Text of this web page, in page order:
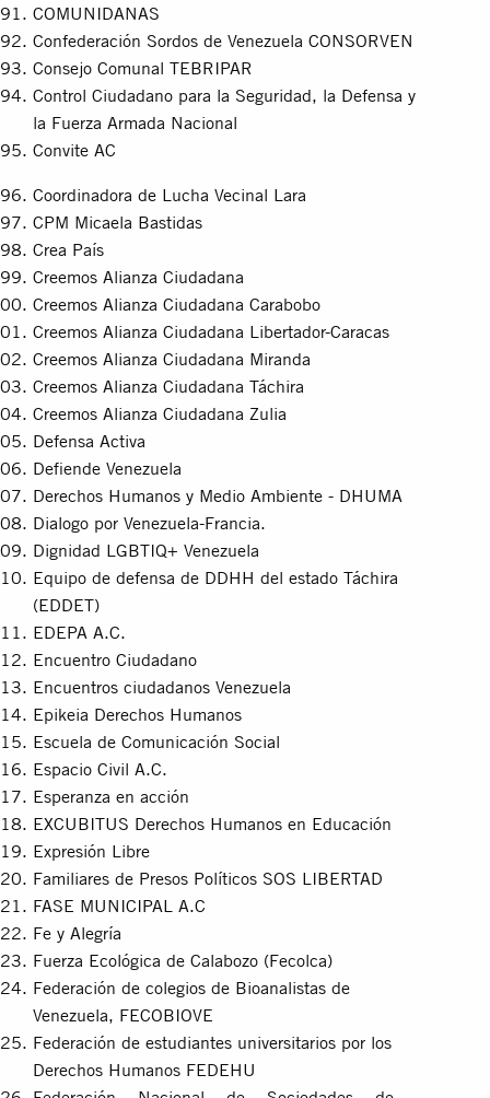
COMUNIDANAS
Confederación Sordos de Venezuela CONSORVEN
Consejo Comunal TEBRIPAR
Control Ciudadano para la Seguridad, la Defensa y
la Fuerza Armada Nacional
Convite AC
Coordinadora de Lucha Vecinal Lara
CPM Micaela Bastidas
Crea País
Creemos Alianza Ciudadana
Creemos Alianza Ciudadana Carabobo
Creemos Alianza Ciudadana Libertador-Caracas
Creemos Alianza Ciudadana Miranda
Creemos Alianza Ciudadana Táchira
Creemos Alianza Ciudadana Zulia
Defensa Activa
Defiende Venezuela
Derechos Humanos y Medio Ambiente - DHUMA
Dialogo por Venezuela-Francia.
Dignidad LGBTIQ+ Venezuela
Equipo de defensa de DDHH del estado Táchira
(EDDET)
EDEPA A.C.
Encuentro Ciudadano
Encuentros ciudadanos Venezuela
Epikeia Derechos Humanos
Escuela de Comunicación Social
Espacio Civil A.C.
Esperanza en acción
EXCUBITUS Derechos Humanos en Educación
Expresión Libre
Familiares de Presos Políticos SOS LIBERTAD
FASE MUNICIPAL A.C
Fe y Alegría
Fuerza Ecológica de Calabozo (Fecolca)
Federación de colegios de Bioanalistas de
Venezuela, FECOBIOVE
Federación de estudiantes universitarios por los
Derechos Humanos FEDEHU